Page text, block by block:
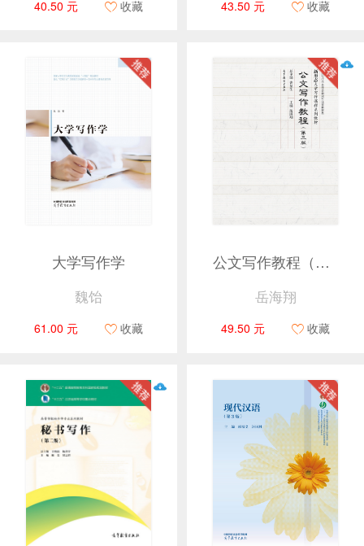
40.50 元 收藏 43.50 元 收藏
大学写作学
魏饴
61.00 元 收藏
公文写作教程（第三版）
岳海翔
49.50 元 收藏